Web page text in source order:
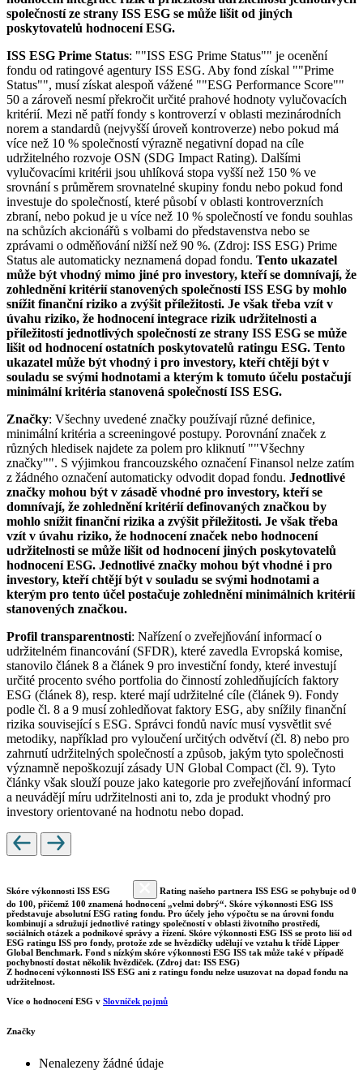
společností ze strany ISS ESG se může lišit od jiných
poskytovatelů hodnocení ESG.
ISS ESG Prime Status: ""ISS ESG Prime Status"" je ocenění
fondu od ratingové agentury ISS ESG. Aby fond získal ""Prime
Status"", musí získat alespoň vážené ""ESG Performance Score""
50 a zároveň nesmí překročit určité prahové hodnoty vylučovacích
kritérií. Mezi ně patří fondy s kontroverzí v oblasti mezinárodních
norem a standardů (nejvyšší úroveň kontroverze) nebo pokud má
více než 10 % společností výrazně negativní dopad na cíle
udržitelného rozvoje OSN (SDG Impact Rating). Dalšími
vylučovacími kritérii jsou uhlíková stopa vyšší než 150 % ve
srovnání s průměrem srovnatelné skupiny fondu nebo pokud fond
investuje do společností, které působí v oblasti kontroverzních
zbraní, nebo pokud je u více než 10 % společností ve fondu souhlas
na schůzích akcionářů s volbami do představenstva nebo se
zprávami o odměňování nižší než 90 %. (Zdroj: ISS ESG) Prime
Status ale automaticky neznamená dopad fondu. Tento ukazatel
může být vhodný mimo jiné pro investory, kteří se domnívají, že
zohlednění kritérií stanovených společností ISS ESG by mohlo
snížit finanční riziko a zvýšit příležitosti. Je však třeba vzít v
úvahu riziko, že hodnocení integrace rizik udržitelnosti a
příležitostí jednotlivých společností ze strany ISS ESG se může
lišit od hodnocení ostatních poskytovatelů ratingu ESG. Tento
ukazatel může být vhodný i pro investory, kteří chtějí být v
souladu se svými hodnotami a kterým k tomuto účelu postačují
minimální kritéria stanovená společností ISS ESG.
Značky: Všechny uvedené značky používají různé definice,
minimální kritéria a screeningové postupy. Porovnání značek z
různých hledisek najdete za polem pro kliknutí ""Všechny
značky"". S výjimkou francouzského označení Finansol nelze zatím
z žádného označení automaticky odvodit dopad fondu. Jednotlivé
značky mohou být v zásadě vhodné pro investory, kteří se
domnívají, že zohlednění kritérií definovaných značkou by
mohlo snížit finanční rizika a zvýšit příležitosti. Je však třeba
vzít v úvahu riziko, že hodnocení značek nebo hodnocení
udržitelnosti se může lišit od hodnocení jiných poskytovatelů
hodnocení ESG. Jednotlivé značky mohou být vhodné i pro
investory, kteří chtějí být v souladu se svými hodnotami a
kterým pro tento účel postačuje zohlednění minimálních kritérií
stanovených značkou.
Profil transparentnosti: Nařízení o zveřejňování informací o
udržitelném financování (SFDR), které zavedla Evropská komise,
stanovilo článek 8 a článek 9 pro investiční fondy, které investují
určité procento svého portfolia do činností zohledňujících faktory
ESG (článek 8), resp. které mají udržitelné cíle (článek 9). Fondy
podle čl. 8 a 9 musí zohledňovat faktory ESG, aby snížily finanční
rizika související s ESG. Správci fondů navíc musí vysvětlit své
metodiky, například pro vyloučení určitých odvětví (čl. 8) nebo pro
zahrnutí udržitelných společností a způsob, jakým tyto společnosti
významně nepoškozují zásady UN Global Compact (čl. 9). Tyto
články však slouží pouze jako kategorie pro zveřejňování informací
a neuvádějí míru udržitelnosti ani to, zda je produkt vhodný pro
investory orientované na hodnotu nebo dopad.
Skóre výkonnosti ISS ESG
Rating našeho partnera ISS ESG se pohybuje od 0
do 100, přičemž 100 znamená hodnocení „velmi dobrý“. Skóre výkonnosti ESG ISS
představuje absolutní ESG rating fondu. Pro účely jeho výpočtu se na úrovni fondu
kombinují a sdružují jednotlivé ratingy společností v oblasti životního prostředí,
sociálních otázek a podnikové správy a řízení. Skóre výkonnosti ESG ISS se proto liší od
ESG ratingu ISS pro fondy, protože zde se hvězdičky udělují ve vztahu k třídě Lipper
Global Benchmark. Fond s nízkým skóre výkonnosti ESG ISS tak může také v případě
pochybností dostat několik hvězdiček. (Zdroj dat: ISS ESG)
Z hodnocení výkonnosti ISS ESG ani z ratingu fondu nelze usuzovat na dopad fondu na
udržitelnost.
Více o hodnocení ESG v Slovníček pojmů
Značky
Nenalezeny žádné údaje